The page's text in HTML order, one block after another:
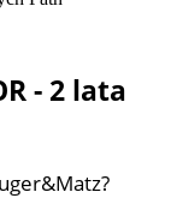
- 2 lata